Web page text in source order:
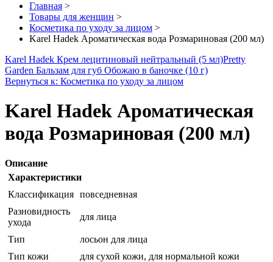
Главная >
Товары для женщин >
Косметика по уходу за лицом >
Karel Hadek Ароматическая вода Розмариновая (200 мл)
Karel Hadek Крем лецитиновый нейтральный (5 мл)Pretty
Garden Бальзам для губ Обожаю в баночке (10 г)
Вернуться к: Косметика по уходу за лицом
Karel Hadek Ароматическая
вода Розмариновая (200 мл)
Описание
Характеристики
Классификация повседневная
Разновидность
ухода
для лица
Тип
лосьон для лица
Тип кожи
для сухой кожи, для нормальной кожи